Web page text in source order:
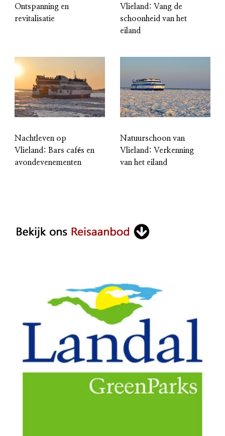
Ontspanning en
revitalisatie
Vlieland: Vang de
schoonheid van het
eiland
Nachtleven op
Vlieland: Bars cafés en
avondevenementen
Natuurschoon van
Vlieland: Verkenning
van het eiland